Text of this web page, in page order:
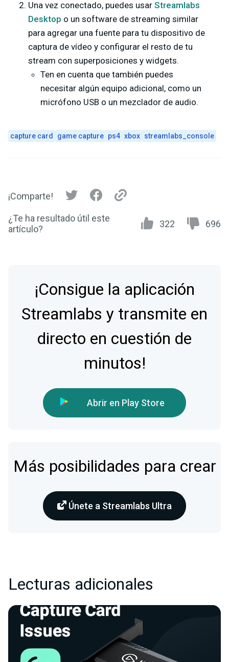
Una vez conectado, puedes usar Streamlabs
Desktop o un software de streaming similar
para agregar una fuente para tu dispositivo de
captura de vídeo y configurar el resto de tu
stream con superposiciones y widgets.
Ten en cuenta que también puedes
necesitar algún equipo adicional, como un
micrófono USB o un mezclador de audio.
capture card game capture ps4 xbox streamlabs_console
¡Comparte!
¿Te ha resultado útil este
artículo?
322 696
¡Consigue la aplicación
Streamlabs y transmite en
directo en cuestión de
minutos!
Abrir en Play Store
Más posibilidades para crear
Únete a Streamlabs Ultra
Lecturas adicionales